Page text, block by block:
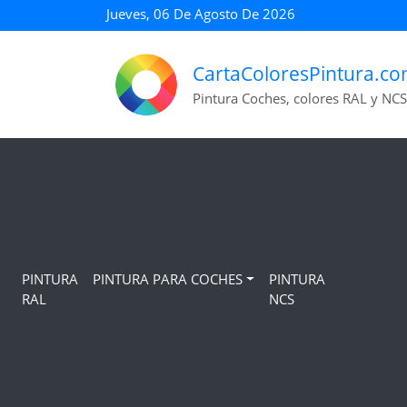
Jueves, 06 De Agosto De 2026
Pintura Coches, colores RAL y NCS
PINTURA
RAL
PINTURA PARA COCHES
PINTURA
NCS